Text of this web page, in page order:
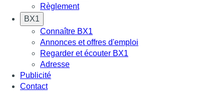
Règlement
BX1
Connaître BX1
Annonces et offres d'emploi
Regarder et écouter BX1
Adresse
Publicité
Contact